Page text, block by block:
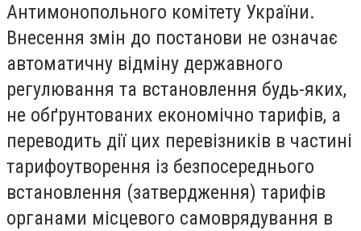
Антимонопольного комітету України.
Внесення змін до постанови не означає
автоматичну відміну державного
регулювання та встановлення будь-яких,
не обґрунтованих економічно тарифів, а
переводить дії цих перевізників в частині
тарифоутворення із безпосереднього
встановлення (затвердження) тарифів
органами місцевого самоврядування в